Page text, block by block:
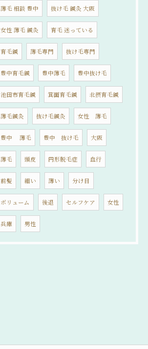
薄毛 相談 豊中 抜け毛 鍼灸 大阪
女性 薄毛 鍼灸 育毛 迷っている
育毛鍼 薄毛専門 抜け毛専門
豊中育毛鍼 豊中薄毛 豊中抜け毛
池田市育毛鍼 箕面育毛鍼 北摂育毛鍼
薄毛鍼灸 抜け毛鍼灸 女性 薄毛
豊中 薄毛 豊中 抜け毛 大阪
薄毛 頭皮 円形脱毛症 血行
前髪 細い 薄い 分け目
ボリューム 後退 セルフケア 女性
兵庫 男性